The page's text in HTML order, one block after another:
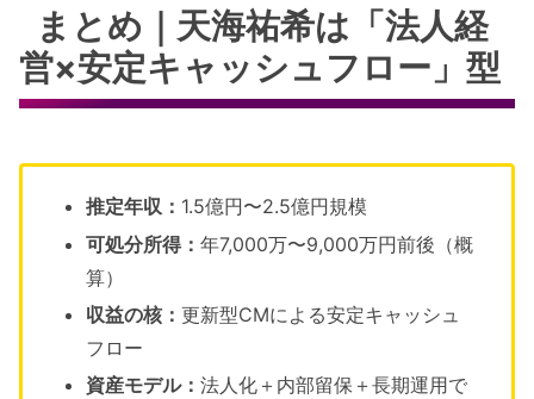
まとめ｜天海祐希は「法人経
営×安定キャッシュフロー」型
推定年収： 1.5億円〜2.5億円規模
可処分所得：年7,000万〜9,000万円前後（概
算）
収益の核：更新型CMによる安定キャッシュ
フロー
資産モデル：法人化＋内部留保＋長期運用で